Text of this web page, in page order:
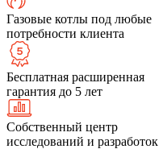
Газовые котлы под любые
потребности клиента
Бесплатная расширенная
гарантия до 5 лет
Собственный центр
исследований и разработок